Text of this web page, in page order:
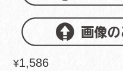
¥1,586